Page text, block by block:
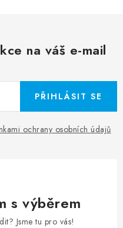
na váš e-mail
ochrany osobních údajů
PŘIHLÁSIT SE
s výběrem
Jsme tu pro vás!